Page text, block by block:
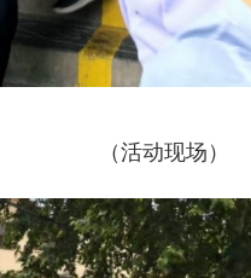
（活动现场）